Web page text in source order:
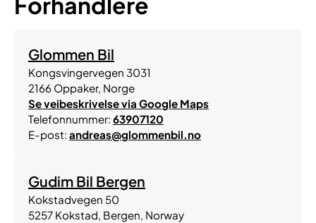
Glommen Bil
Kongsvingervegen 3031
2166 Oppaker, Norge
Se veibeskrivelse via Google Maps
Telefonnummer: 63907120
E-post: andreas@glommenbil.no
Gudim Bil Bergen
Kokstadvegen 50
5257 Kokstad, Bergen, Norway